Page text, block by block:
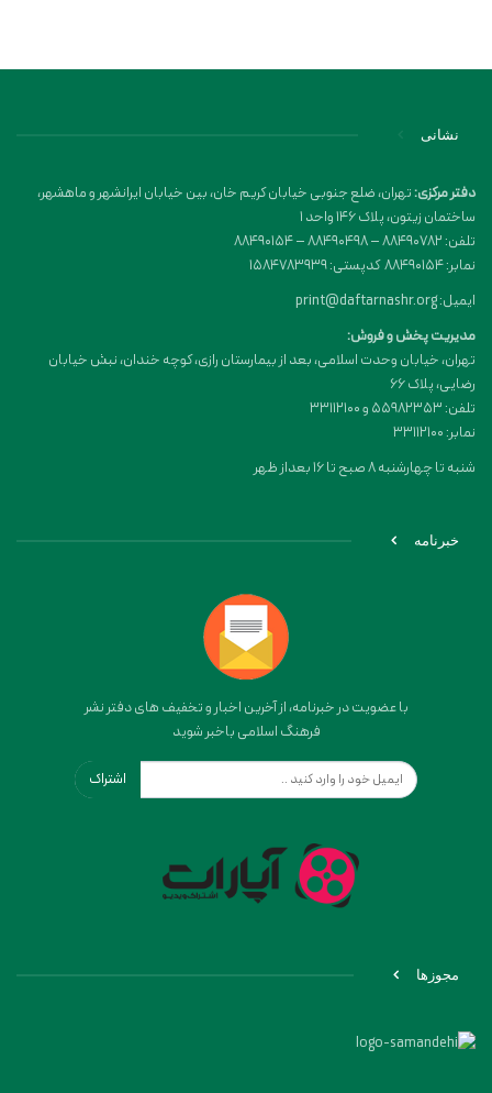
نشانی
دفتر مرکزی:تهران، ضلع جنوبی خیابان کریم خان، بین خیابان ایرانشهر و ماهشهر،
ساختمان زیتون، پلاک 146 واحد 1
تلفن: 88490782 – 88490498 – 88490154
نمابر: 88490154 کدپستی: 1584783939
ایمیل: print@daftarnashr.org
مدیریت پخش و فروش:
تهران، خیابان وحدت اسلامی، بعد از بیمارستان رازی، کوچه خندان، نبش خیابان
رضایی، پلاک ۶۶
تلفن: 55982353 و 33112100
نمابر: 33112100
شنبه تا چهارشنبه 8 صبح تا 16 بعداز ظهر
خبرنامه
با عضویت در خبرنامه، از آخرین اخبار و تخفیف های دفتر نشر
فرهنگ اسلامی باخبر شوید
اشتراک
مجوزها